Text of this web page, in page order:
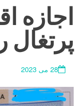
اجازه
پرتغال
28 می 2023